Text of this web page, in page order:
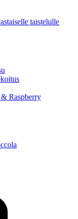
taistelulle
Raspberry